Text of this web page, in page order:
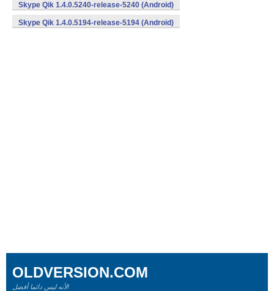
Skype Qik 1.4.0.5240-release-5240 (Android)
Skype Qik 1.4.0.5194-release-5194 (Android)
OLDVERSION.COM
لأنه ليس دائما أفضل!